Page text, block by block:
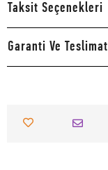
Taksit Seçenekleri
Garanti Ve Teslimat